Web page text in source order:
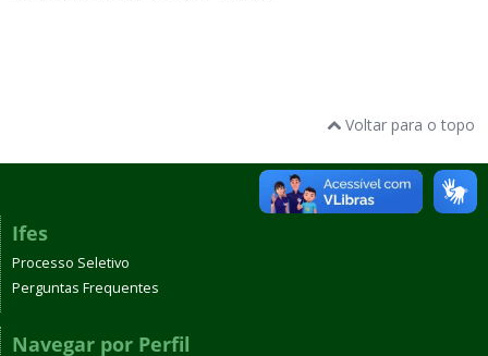
Voltar para o topo
Ifes
Processo Seletivo
Perguntas Frequentes
Navegar por Perfil